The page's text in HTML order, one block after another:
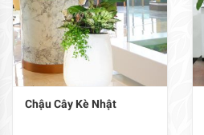
Chậu Cây Kè Nhật